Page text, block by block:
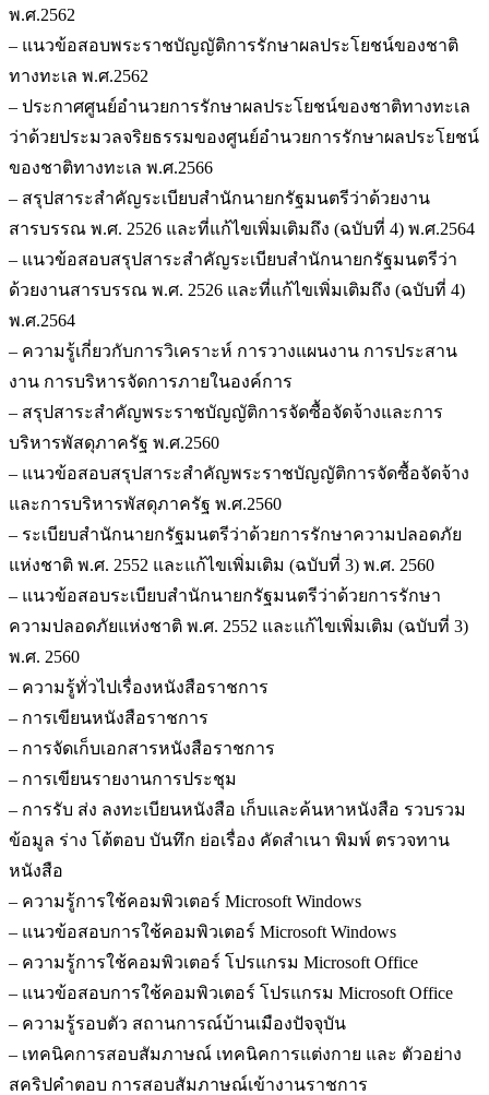
พ.ศ.2562
– แนวข้อสอบพระราชบัญญัติการรักษาผลประโยชน์ของชาติ
ทางทะเล พ.ศ.2562
– ประกาศศูนย์อำนวยการรักษาผลประโยชน์ของชาติทางทะเล
ว่าด้วยประมวลจริยธรรมของศูนย์อำนวยการรักษาผลประโยชน์
ของชาติทางทะเล พ.ศ.2566
– สรุปสาระสำคัญระเบียบสำนักนายกรัฐมนตรีว่าด้วยงาน
สารบรรณ พ.ศ. 2526 และที่แก้ไขเพิ่มเติมถึง (ฉบับที่ 4) พ.ศ.2564
– แนวข้อสอบสรุปสาระสำคัญระเบียบสำนักนายกรัฐมนตรีว่า
ด้วยงานสารบรรณ พ.ศ. 2526 และที่แก้ไขเพิ่มเติมถึง (ฉบับที่ 4)
พ.ศ.2564
– ความรู้เกี่ยวกับการวิเคราะห์ การวางแผนงาน การประสาน
งาน การบริหารจัดการภายในองค์การ
– สรุปสาระสำคัญพระราชบัญญัติการจัดซื้อจัดจ้างและการ
บริหารพัสดุภาครัฐ พ.ศ.2560
– แนวข้อสอบสรุปสาระสำคัญพระราชบัญญัติการจัดซื้อจัดจ้าง
และการบริหารพัสดุภาครัฐ พ.ศ.2560
– ระเบียบสำนักนายกรัฐมนตรีว่าด้วยการรักษาความปลอดภัย
แห่งชาติ พ.ศ. 2552 และแก้ไขเพิ่มเติม (ฉบับที่ 3) พ.ศ. 2560
– แนวข้อสอบระเบียบสำนักนายกรัฐมนตรีว่าด้วยการรักษา
ความปลอดภัยแห่งชาติ พ.ศ. 2552 และแก้ไขเพิ่มเติม (ฉบับที่ 3)
พ.ศ. 2560
– ความรู้ทั่วไปเรื่องหนังสือราชการ
– การเขียนหนังสือราชการ
– การจัดเก็บเอกสารหนังสือราชการ
– การเขียนรายงานการประชุม
– การรับ ส่ง ลงทะเบียนหนังสือ เก็บและค้นหาหนังสือ รวบรวม
ข้อมูล ร่าง โต้ตอบ บันทึก ย่อเรื่อง คัดสำเนา พิมพ์ ตรวจทาน
หนังสือ
– ความรู้การใช้คอมพิวเตอร์ Microsoft Windows
– แนวข้อสอบการใช้คอมพิวเตอร์ Microsoft Windows
– ความรู้การใช้คอมพิวเตอร์ โปรแกรม Microsoft Office
– แนวข้อสอบการใช้คอมพิวเตอร์ โปรแกรม Microsoft Office
– ความรู้รอบตัว สถานการณ์บ้านเมืองปัจจุบัน
– เทคนิคการสอบสัมภาษณ์ เทคนิคการแต่งกาย และ ตัวอย่าง
สคริปคำตอบ การสอบสัมภาษณ์เข้างานราชการ